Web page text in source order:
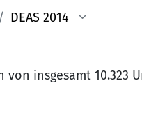
DEAS 2014
insgesamt 10.323